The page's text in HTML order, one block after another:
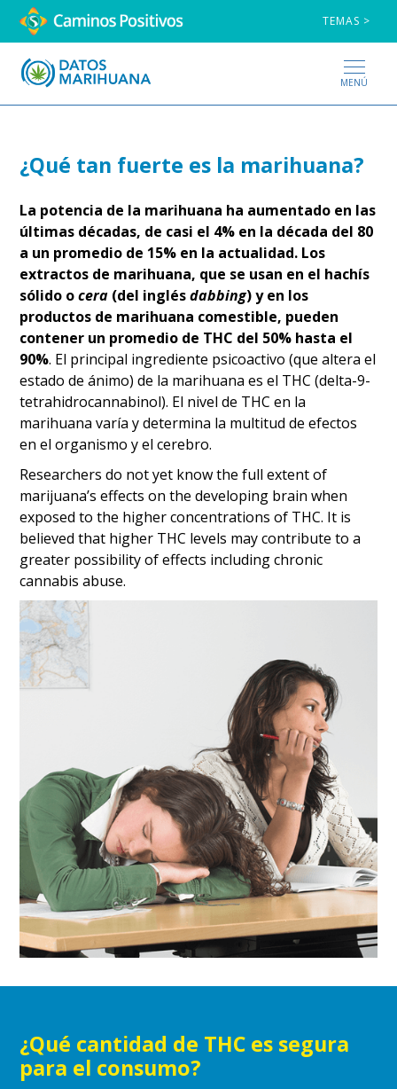
TEMAS >
MENÚ
¿Qué tan fuerte es la marihuana?
La potencia de la marihuana ha aumentado en las
últimas décadas, de casi el 4% en la década del 80
a un promedio de 15% en la actualidad. Los
extractos de marihuana, que se usan en el hachís
sólido ocera (del inglésdabbing) y en los
productos de marihuana comestible, pueden
contener un promedio de THC del 50% hasta el
90%. El principal ingrediente psicoactivo (que altera el
estado de ánimo) de la marihuana es el THC (delta-9-
tetrahidrocannabinol). El nivel de THC en la
marihuana varía y determina la multitud de efectos
en el organismo y el cerebro.
Researchers do not yet know the full extent of
marijuana’s effects on the developing brain when
exposed to the higher concentrations of THC. It is
believed that higher THC levels may contribute to a
greater possibility of effects including chronic
cannabis abuse.
¿Qué cantidad de THC es segura
para el consumo?